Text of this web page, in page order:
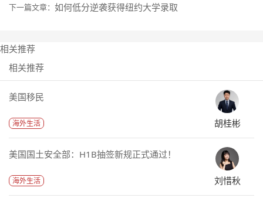
下一篇文章： 如何低分逆袭获得纽约大学录取
相关推荐
相关推荐
美国移民
海外生活 胡桂彬
美国国土安全部：H1B抽签新规正式通过！
海外生活 刘惜秋